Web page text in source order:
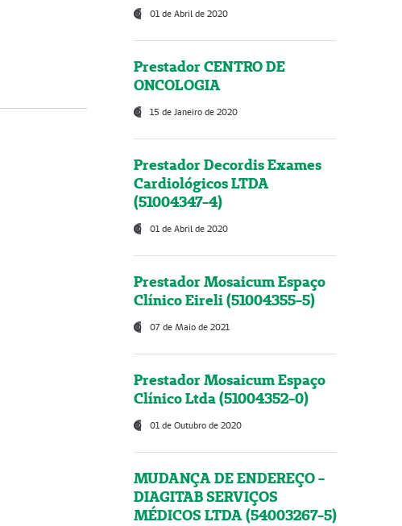
01 de Abril de 2020
Prestador CENTRO DE
ONCOLOGIA
15 de Janeiro de 2020
Prestador Decordis Exames
Cardiológicos LTDA
(51004347-4)
01 de Abril de 2020
Prestador Mosaicum Espaço
Clínico Eireli (51004355-5)
07 de Maio de 2021
Prestador Mosaicum Espaço
Clínico Ltda (51004352-0)
01 de Outubro de 2020
MUDANÇA DE ENDEREÇO -
DIAGITAB SERVIÇOS
MÉDICOS LTDA (54003267-5)